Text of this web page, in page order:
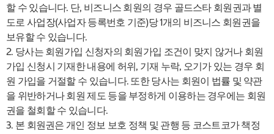
할 수 있습니다. 단, 비즈니스 회원의 경우 골드스타 회원권과 별
도로 사업장(사업자 등록번호 기준)당 1개의 비즈니스 회원권을
보유할 수 있습니다.
2. 당사는 회원가입 신청자의 회원가입 조건이 맞지 않거나 회원
가입 신청시 기재한 내용에 허위, 기재 누락, 오기가 있는 경우 회
원 가입을 거절할 수 있습니다. 또한 당사는 회원이 법률 및 약관
을 위반하거나 회원 제도 등을 부정하게 이용하는 경우에는 회원
권을 철회할 수 있습니다.
3. 본 회원권은 개인 정보 보호 정책 및 관행 등 코스트코가 책정